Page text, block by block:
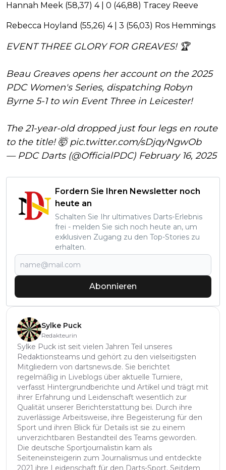
Hannah Meek (58,37) 4 | 0 (46,88) Tracey Reeve
Rebecca Hoyland (55,26) 4 | 3 (56,03) Ros Hemmings
EVENT THREE GLORY FOR GREAVES! 🏆
Beau Greaves opens her account on the 2025
PDC Women's Series, dispatching Robyn
Byrne 5-1 to win Event Three in Leicester!
The 21-year-old dropped just four legs en route
to the title! 🤯pic.twitter.com/sDjqyNgwOb
— PDC Darts (@OfficialPDC) February 16, 2025
Fordern Sie Ihren Newsletter noch
heute an
Schalten Sie Ihr ultimatives Darts-Erlebnis
frei - melden Sie sich noch heute an, um
exklusiven Zugang zu den Top-Stories zu
erhalten.
Abonnieren
Sylke Puck
Redakteurin
Sylke Puck ist seit vielen Jahren Teil unseres
Redaktionsteams und gehört zu den vielseitigsten
Mitgliedern von dartsnews.de. Sie berichtet
regelmäßig in Liveblogs über aktuelle Turniere,
verfasst Hintergrundberichte und Artikel und trägt mit
ihrer Erfahrung und Leidenschaft wesentlich zur
Qualität unserer Berichterstattung bei. Durch ihre
zuverlässige Arbeitsweise, ihre Begeisterung für den
Sport und ihren Blick für Details ist sie zu einem
unverzichtbaren Bestandteil des Teams geworden.
Die deutsche Sportjournalistin kam als
Seiteneinsteigerin zum Journalismus und entdeckte
2021 ihre Leidenschaft für den Darts-Sport. Seitdem